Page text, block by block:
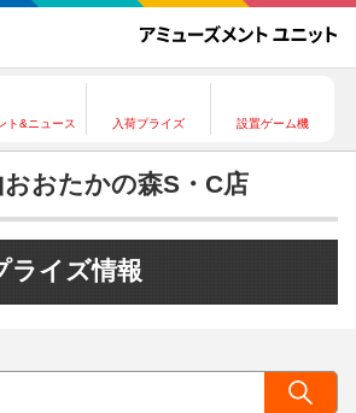
ト&ニュース 入荷プライズ 設置ゲーム機
おたかの森S・C店
ライズ情報